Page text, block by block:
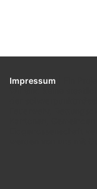
Impressum